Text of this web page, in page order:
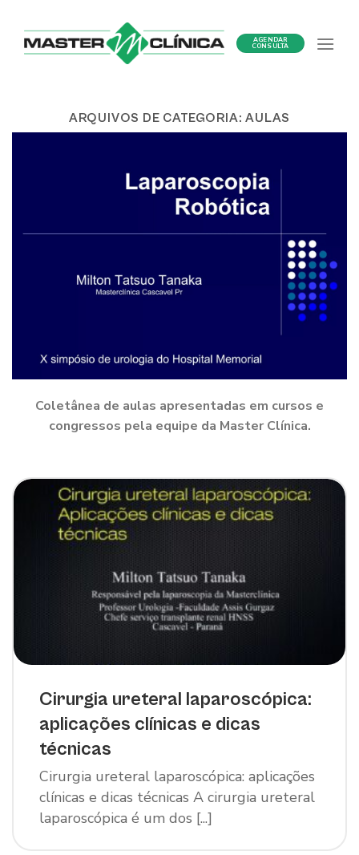
AGENDAR
CONSULTA
ARQUIVOS DE CATEGORIA:AULAS
Coletânea de aulas apresentadas em cursos e
congressos pela equipe da Master Clínica.
Cirurgia ureteral laparoscópica:
aplicações clínicas e dicas
técnicas
Cirurgia ureteral laparoscópica: aplicações
clínicas e dicas técnicas A cirurgia ureteral
laparoscópica é um dos [...]